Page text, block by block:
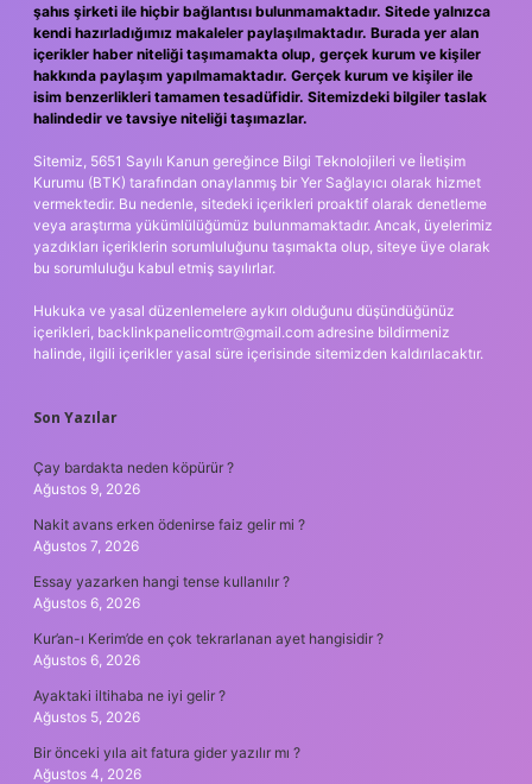
şahıs şirketi ile hiçbir bağlantısı bulunmamaktadır. Sitede yalnızca
kendi hazırladığımız makaleler paylaşılmaktadır. Burada yer alan
içerikler haber niteliği taşımamakta olup, gerçek kurum ve kişiler
hakkında paylaşım yapılmamaktadır. Gerçek kurum ve kişiler ile
isim benzerlikleri tamamen tesadüfidir. Sitemizdeki bilgiler taslak
halindedir ve tavsiye niteliği taşımazlar.
Sitemiz, 5651 Sayılı Kanun gereğince Bilgi Teknolojileri ve İletişim
Kurumu (BTK) tarafından onaylanmış bir Yer Sağlayıcı olarak hizmet
vermektedir. Bu nedenle, sitedeki içerikleri proaktif olarak denetleme
veya araştırma yükümlülüğümüz bulunmamaktadır. Ancak, üyelerimiz
yazdıkları içeriklerin sorumluluğunu taşımakta olup, siteye üye olarak
bu sorumluluğu kabul etmiş sayılırlar.
Hukuka ve yasal düzenlemelere aykırı olduğunu düşündüğünüz
içerikleri, backlinkpanelicomtr@gmail.com adresine bildirmeniz
halinde, ilgili içerikler yasal süre içerisinde sitemizden kaldırılacaktır.
Son Yazılar
Çay bardakta neden köpürür ?
Ağustos 9, 2026
Nakit avans erken ödenirse faiz gelir mi ?
Ağustos 7, 2026
Essay yazarken hangi tense kullanılır ?
Ağustos 6, 2026
Kur’an-ı Kerim’de en çok tekrarlanan ayet hangisidir ?
Ağustos 6, 2026
Ayaktaki iltihaba ne iyi gelir ?
Ağustos 5, 2026
Bir önceki yıla ait fatura gider yazılır mı ?
Ağustos 4, 2026